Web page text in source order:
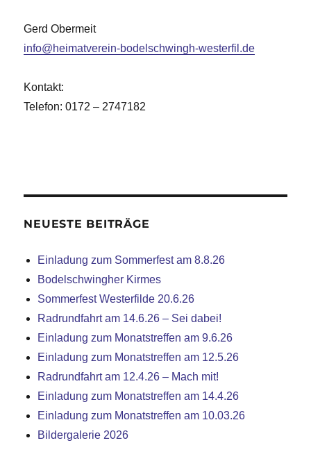
Gerd Obermeit
info@heimatverein-bodelschwingh-westerfil.de
Kontakt:
Telefon: 0172 – 2747182
NEUESTE BEITRÄGE
Einladung zum Sommerfest am 8.8.26
Bodelschwingher Kirmes
Sommerfest Westerfilde 20.6.26
Radrundfahrt am 14.6.26 – Sei dabei!
Einladung zum Monatstreffen am 9.6.26
Einladung zum Monatstreffen am 12.5.26
Radrundfahrt am 12.4.26 – Mach mit!
Einladung zum Monatstreffen am 14.4.26
Einladung zum Monatstreffen am 10.03.26
Bildergalerie 2026